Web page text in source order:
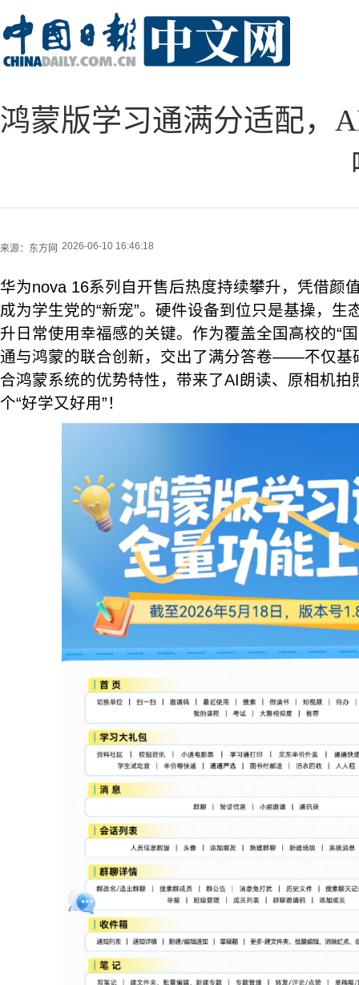
鸿蒙版学习通满分适配，
来源： 东方网 2026-06-10 16:46:18
华为nova 16系列自开售后热度持续攀升，凭借颜
成为学生党的“新宠”。硬件设备到位只是基操，生
升日常使用幸福感的关键。作为覆盖全国高校的“
通与鸿蒙的联合创新，交出了满分答卷——不仅基
合鸿蒙系统的优势特性，带来了AI朗读、原相机拍
个“好学又好用”！